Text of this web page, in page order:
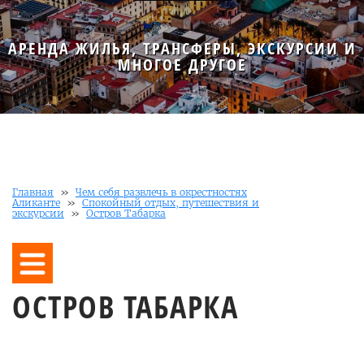
АРЕНДА ЖИЛЬЯ, ТРАНСФЕРЫ, ЭКСКУРСИИ И
МНОГОЕ ДРУГОЕ
Главная » Чем себя развлечь в окрестностях
Аликанте » Спокойный отдых, путешествия и
экскурсии » Остров Табарка
ОСТРОВ ТАБАРКА